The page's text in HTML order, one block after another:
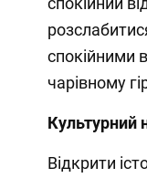
спокійними
чарівному
Культурний
Відкрити